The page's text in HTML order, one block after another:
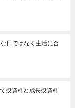
日ではなく生活に合
投資枠と成長投資枠